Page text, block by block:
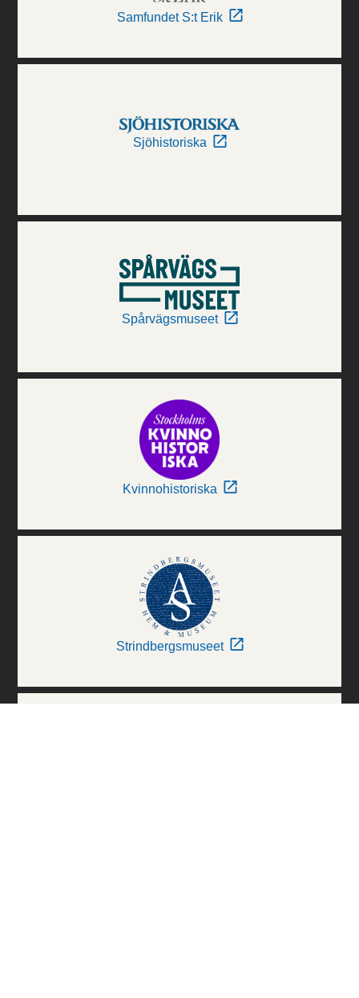
Samfundet S:t Erik
Sjöhistoriska
Spårvägsmuseet
Kvinnohistoriska
Strindbergsmuseet